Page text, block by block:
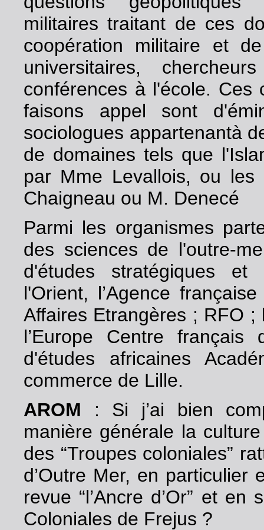
militaires traitant de ces
coopération militaire et
universitaires,
conférences à l'école. Ces
faisons appel sont
sociologues appartenantà
de domaines tels que
par Mme Levallois, ou
Chaigneau ou M. Denecé
Parmi les organismes
des sciences de l'outre-
d'études stratégiques
l'Orient, l’Agence
Affaires Etrangères ; RFO
l’Europe Centre
d'études africaines
commerce de Lille.
AROM : Si j’ai bien
manière générale la
des “Troupes coloniales”
d’Outre Mer, en particulier
revue “l’Ancre d’Or” et
Coloniales de Frejus ?